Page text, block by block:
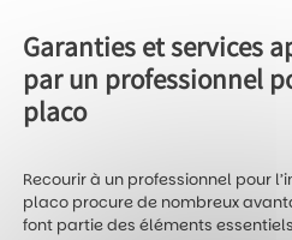
Garanties et services
par un professionnel
placo
Recourir à un professionnel pour
placo procure de nombreux
font partie des éléments